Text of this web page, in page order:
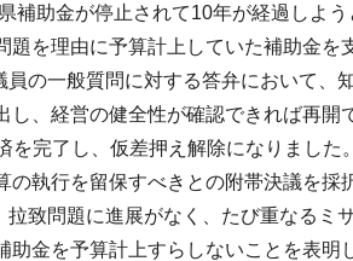
補助金が停止されて10年が経過しよ
を理由に予算計上していた補助金を
の一般質問に対する答弁において、
、経営の健全性が確認できれば再開
完了し、仮差押え解除になりまし
執行を留保すべきとの附帯決議を採
致問題に進展がなく、たび重なるミ
金を予算計上すらしないことを表明